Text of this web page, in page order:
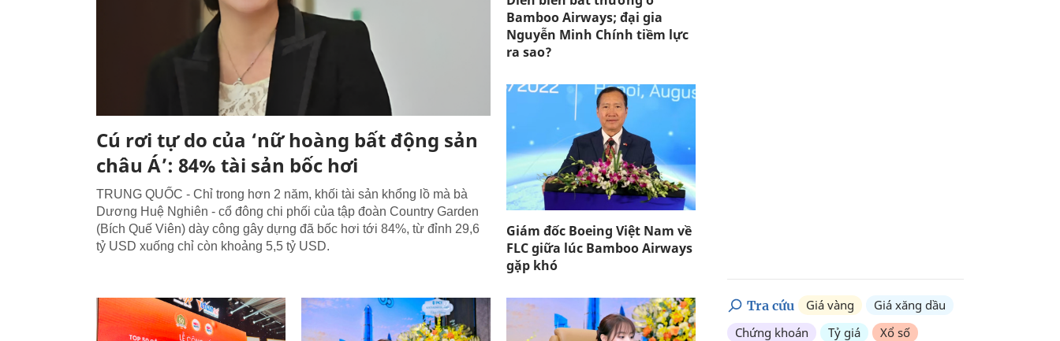
Cú rơi tự do của ‘nữ hoàng bất động sản
châu Á’: 84% tài sản bốc hơi
TRUNG QUỐC - Chỉ trong hơn 2 năm, khối tài sản khổng lồ mà bà
Dương Huệ Nghiên - cổ đông chi phối của tập đoàn Country Garden
(Bích Quế Viên) dày công gây dựng đã bốc hơi tới 84%, từ đỉnh 29,6
tỷ USD xuống chỉ còn khoảng 5,5 tỷ USD.
Bamboo Airways; đại gia
Nguyễn Minh Chính tiềm lực
ra sao?
Giám đốc Boeing Việt Nam về
FLC giữa lúc Bamboo Airways
gặp khó
Tra cứu Giá vàng
Giá xăng dầu
Chứng khoán
Tỷ giá Xổ số